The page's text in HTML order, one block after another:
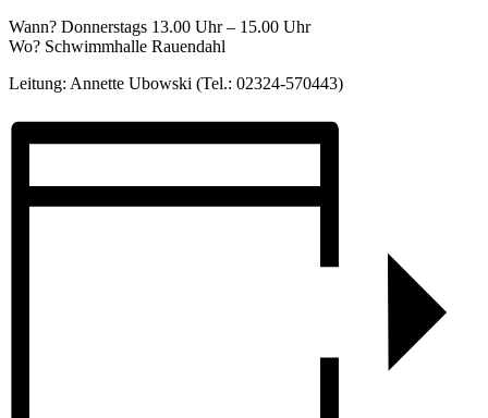
Wann? Donnerstags 13.00 Uhr – 15.00 Uhr
Wo? Schwimmhalle Rauendahl
Leitung: Annette Ubowski (Tel.: 02324-570443)